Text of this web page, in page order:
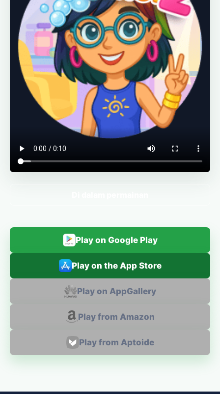
Play on Google Play
Play on the App Store
Play on AppGallery
Play from Amazon
Play from Aptoide